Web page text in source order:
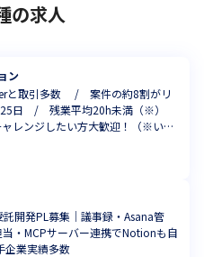
の求人
ン
と取引多数 / 案件の約8割がリ
日 / 残業平均20h未満（※）
レンジしたい方大歓迎！（※いず
開発PL募集｜議事録・Asana管
・MCPサーバー連携でNotionも自
企業実績多数